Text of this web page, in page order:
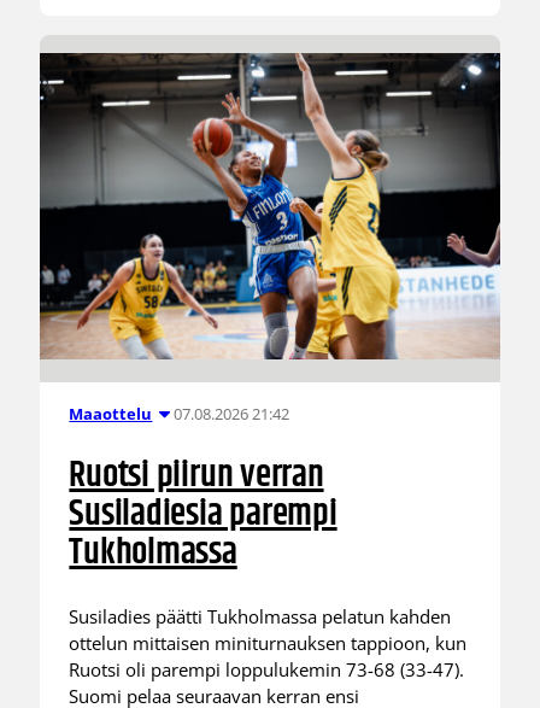
Maaottelu 07.08.2026 21:42
Ruotsi piirun verran
Susiladiesia parempi
Tukholmassa
Susiladies päätti Tukholmassa pelatun kahden
ottelun mittaisen miniturnauksen tappioon, kun
Ruotsi oli parempi loppulukemin 73-68 (33-47).
Suomi pelaa seuraavan kerran ensi